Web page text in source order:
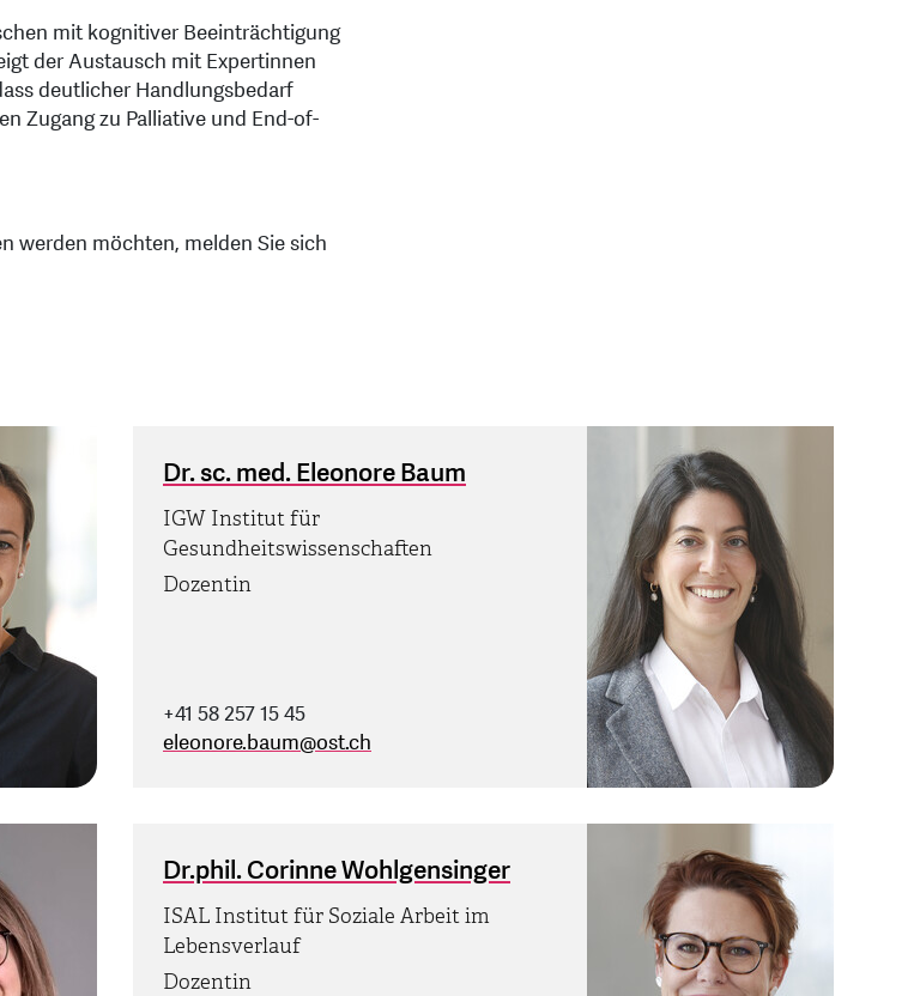
mit kognitiver Beeinträchtigung
der Austausch mit Expertinnen
deutlicher Handlungsbedarf
Zugang zu Palliative und End-of-
werden möchten, melden Sie sich
Dr. sc. med. Eleonore Baum
IGW Institut für
Gesundheitswissenschaften
Dozentin
+41 58 257 15 45
eleonore.baum@ost.ch
Dr.phil. Corinne Wohlgensinger
ISAL Institut für Soziale Arbeit im
Lebensverlauf
Dozentin